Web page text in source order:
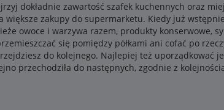
dokładnie zawartość szafek kuchennych oraz
większe zakupy do supermarketu. Kiedy już
owoce i warzywa razem, produkty konserwowe,
się pomiędzy półkami ani cofać po
do kolejnego. Najlepiej też uporządkować
przechodziła do następnych, zgodnie z